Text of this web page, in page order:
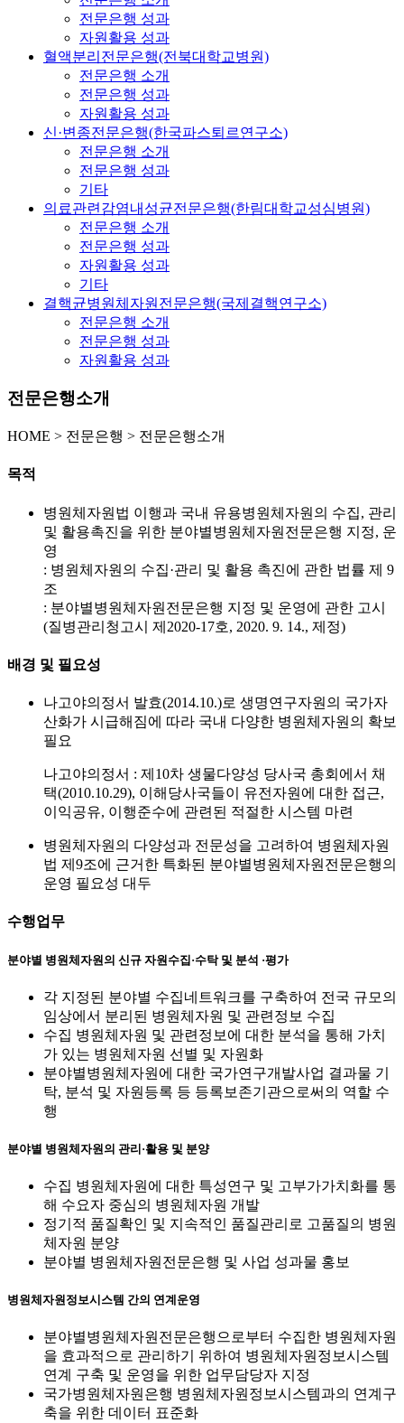
전문은행 성과
자원활용 성과
혈액분리전문은행(전북대학교병원)
전문은행 소개
전문은행 성과
자원활용 성과
신·변종전문은행(한국파스퇴르연구소)
전문은행 소개
전문은행 성과
기타
의료관련감염내성균전문은행(한림대학교성심병원)
전문은행 소개
전문은행 성과
자원활용 성과
기타
결핵균병원체자원전문은행(국제결핵연구소)
전문은행 소개
전문은행 성과
자원활용 성과
전문은행소개
HOME > 전문은행 > 전문은행소개
목적
병원체자원법 이행과 국내 유용병원체자원의 수집, 관리
및 활용촉진을 위한 분야별병원체자원전문은행 지정, 운
영
: 병원체자원의 수집·관리 및 활용 촉진에 관한 법률 제 9
조
: 분야별병원체자원전문은행 지정 및 운영에 관한 고시
(질병관리청고시 제2020-17호, 2020. 9. 14., 제정)
배경 및 필요성
나고야의정서 발효(2014.10.)로 생명연구자원의 국가자
산화가 시급해짐에 따라 국내 다양한 병원체자원의 확보
필요
나고야의정서 : 제10차 생물다양성 당사국 총회에서 채
택(2010.10.29), 이해당사국들이 유전자원에 대한 접근,
이익공유, 이행준수에 관련된 적절한 시스템 마련
병원체자원의 다양성과 전문성을 고려하여 병원체자원
법 제9조에 근거한 특화된 분야별병원체자원전문은행의
운영 필요성 대두
수행업무
분야별 병원체자원의 신규 자원수집·수탁 및 분석 ·평가
각 지정된 분야별 수집네트워크를 구축하여 전국 규모의
임상에서 분리된 병원체자원 및 관련정보 수집
수집 병원체자원 및 관련정보에 대한 분석을 통해 가치
가 있는 병원체자원 선별 및 자원화
분야별병원체자원에 대한 국가연구개발사업 결과물 기
탁, 분석 및 자원등록 등 등록보존기관으로써의 역할 수
행
분야별 병원체자원의 관리·활용 및 분양
수집 병원체자원에 대한 특성연구 및 고부가가치화를 통
해 수요자 중심의 병원체자원 개발
정기적 품질확인 및 지속적인 품질관리로 고품질의 병원
체자원 분양
분야별 병원체자원전문은행 및 사업 성과물 홍보
병원체자원정보시스템 간의 연계운영
분야별병원체자원전문은행으로부터 수집한 병원체자원
을 효과적으로 관리하기 위하여 병원체자원정보시스템
연계 구축 및 운영을 위한 업무담당자 지정
국가병원체자원은행 병원체자원정보시스템과의 연계구
축을 위한 데이터 표준화